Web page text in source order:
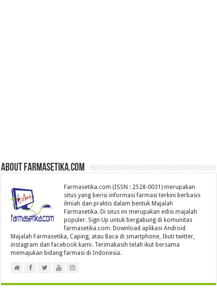
About farmasetika.com
Farmasetika.com (ISSN : 2528-0031) merupakan
situs yang berisi informasi farmasi terkini berbasis
ilmiah dan praktis dalam bentuk Majalah
Farmasetika. Di situs ini merupakan edisi majalah
populer. Sign Up untuk bergabung di komunitas
farmasetika.com. Download aplikasi Android
Majalah Farmasetika, Caping, atau Baca di smartphone, Ikuti twitter,
instagram dan facebook kami. Terimakasih telah ikut bersama
memajukan bidang farmasi di Indonesia.